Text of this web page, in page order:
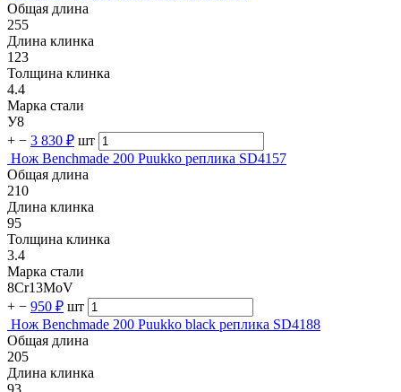
Общая длина
255
Длина клинка
123
Толщина клинка
4.4
Марка стали
У8
+ − 3 830 ₽ шт
Нож Benchmade 200 Puukko реплика SD4157
Общая длина
210
Длина клинка
95
Толщина клинка
3.4
Марка стали
8Cr13MoV
+ − 950 ₽ шт
Нож Benchmade 200 Puukko black реплика SD4188
Общая длина
205
Длина клинка
93